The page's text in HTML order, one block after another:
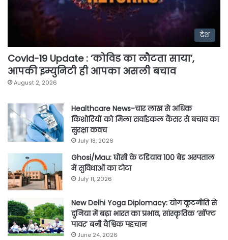
देश
Covid-19 Update : ‘कोविड का लौटता साया’,
आपकी इम्युनिटी ही आपका असली बचाव
August 2, 2026
Healthcare News-चार लाख से अधिक
किशोरियों को मिला सर्वाइकल कैंसर से बचाव का
सुरक्षा कवच
July 18, 2026
Ghosi/Mau: घोसी के टडियाव 100 बेड अस्पताल
में सुविधाओं का टोटा
July 11, 2026
New Delhi Yoga Diplomacy: योग कूटनीति से
दुनिया में बढ़ा भारत का प्रभाव, सांस्कृतिक ‘सॉफ्ट
पावर’ बनी वैश्विक पहचान
June 24, 2026